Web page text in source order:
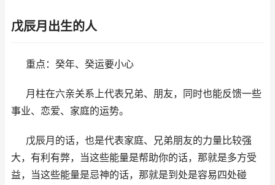
戊辰月出生的人
重点：癸年、癸运要小心
月柱在六亲关系上代表兄弟、朋友，同时也能反馈一些
事业、恋爱、家庭的运势。
戊辰月的话，也是代表家庭、兄弟朋友的力量比较强
大，有利有弊，当这些能量是帮助你的话，那就是多方受
益，当这些能量是忌神的话，那就是到处是容易四处碰